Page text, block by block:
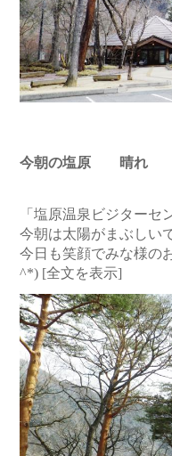
今朝の塩原 晴れ
「塩原温泉ビジターセ
今朝は太陽がまぶしい
今日も笑顔でみな様の
^*) [全文を表示]